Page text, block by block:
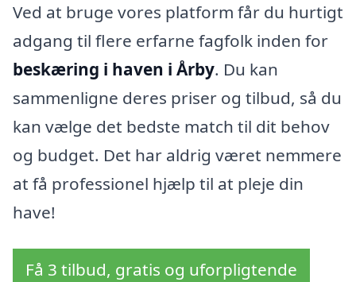
Ved at bruge vores platform får du hurtigt
adgang til flere erfarne fagfolk inden for
beskæring i haven i Årby. Du kan
sammenligne deres priser og tilbud, så du
kan vælge det bedste match til dit behov
og budget. Det har aldrig været nemmere
at få professionel hjælp til at pleje din
have!
Få 3 tilbud, gratis og uforpligtende